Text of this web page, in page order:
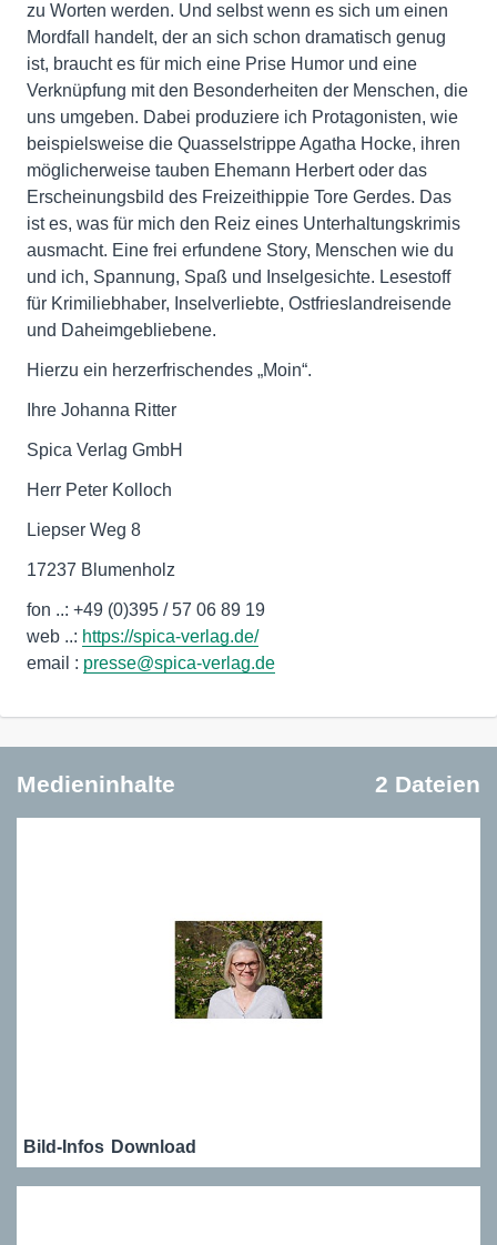
zu Worten werden. Und selbst wenn es sich um einen
Mordfall handelt, der an sich schon dramatisch genug
ist, braucht es für mich eine Prise Humor und eine
Verknüpfung mit den Besonderheiten der Menschen, die
uns umgeben. Dabei produziere ich Protagonisten, wie
beispielsweise die Quasselstrippe Agatha Hocke, ihren
möglicherweise tauben Ehemann Herbert oder das
Erscheinungsbild des Freizeithippie Tore Gerdes. Das
ist es, was für mich den Reiz eines Unterhaltungskrimis
ausmacht. Eine frei erfundene Story, Menschen wie du
und ich, Spannung, Spaß und Inselgesichte. Lesestoff
für Krimiliebhaber, Inselverliebte, Ostfrieslandreisende
und Daheimgebliebene.
Hierzu ein herzerfrischendes „Moin“.
Ihre Johanna Ritter
Spica Verlag GmbH
Herr Peter Kolloch
Liepser Weg 8
17237 Blumenholz
fon ..: +49 (0)395 / 57 06 89 19
web ..: https://spica-verlag.de/
email : presse@spica-verlag.de
Medieninhalte 2 Dateien
Bild-Infos Download